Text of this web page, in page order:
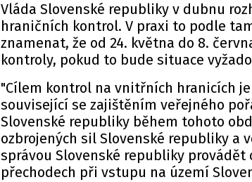
Vláda Slovenské republiky v dubnu
hraničních kontrol. V praxi to podle
znamenat, že od 24. května do 8.
kontroly, pokud to bude situace
"Cílem kontrol na vnitřních hranicích
související se zajištěním veřejného
Slovenské republiky během tohoto
ozbrojených sil Slovenské republiky a
správou Slovenské republiky
přechodech při vstupu na území